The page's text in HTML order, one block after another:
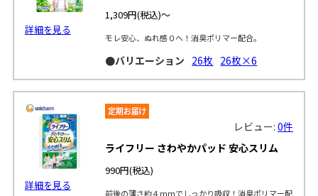
詳細を見る
1,309円(税込)～
モレ安心、ぬれ感０へ！消臭ポリマー配合。
●バリエーション 26枚 26枚×6
詳細を見る
レビュー:0件
ライフリー さわやかパッド 安心スリム
990円(税込)
前後の薄さ約４ｍｍでしっかり吸収！消臭ポリマー配